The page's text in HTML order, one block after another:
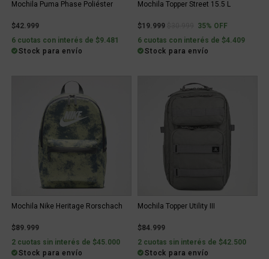
Mochila Puma Phase Poliéster
$42.999
6 cuotas con interés de $9.481
Stock para envío
Mochila Topper Street 15.5 L
$19.999 Price reduced from
to35% OFF
6 cuotas con interés de $4.409
Stock para envío
Mochila Nike Heritage Rorschach
$89.999
2 cuotas sin interés de $45.000
Stock para envío
Mochila Topper Utility III
$84.999
2 cuotas sin interés de $42.500
Stock para envío